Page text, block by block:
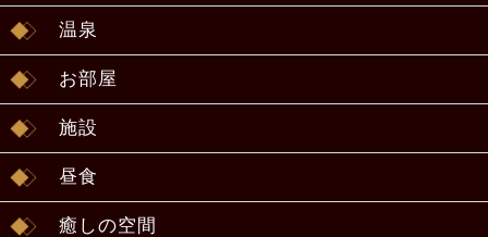
温泉
お部屋
施設
昼食
癒しの空間